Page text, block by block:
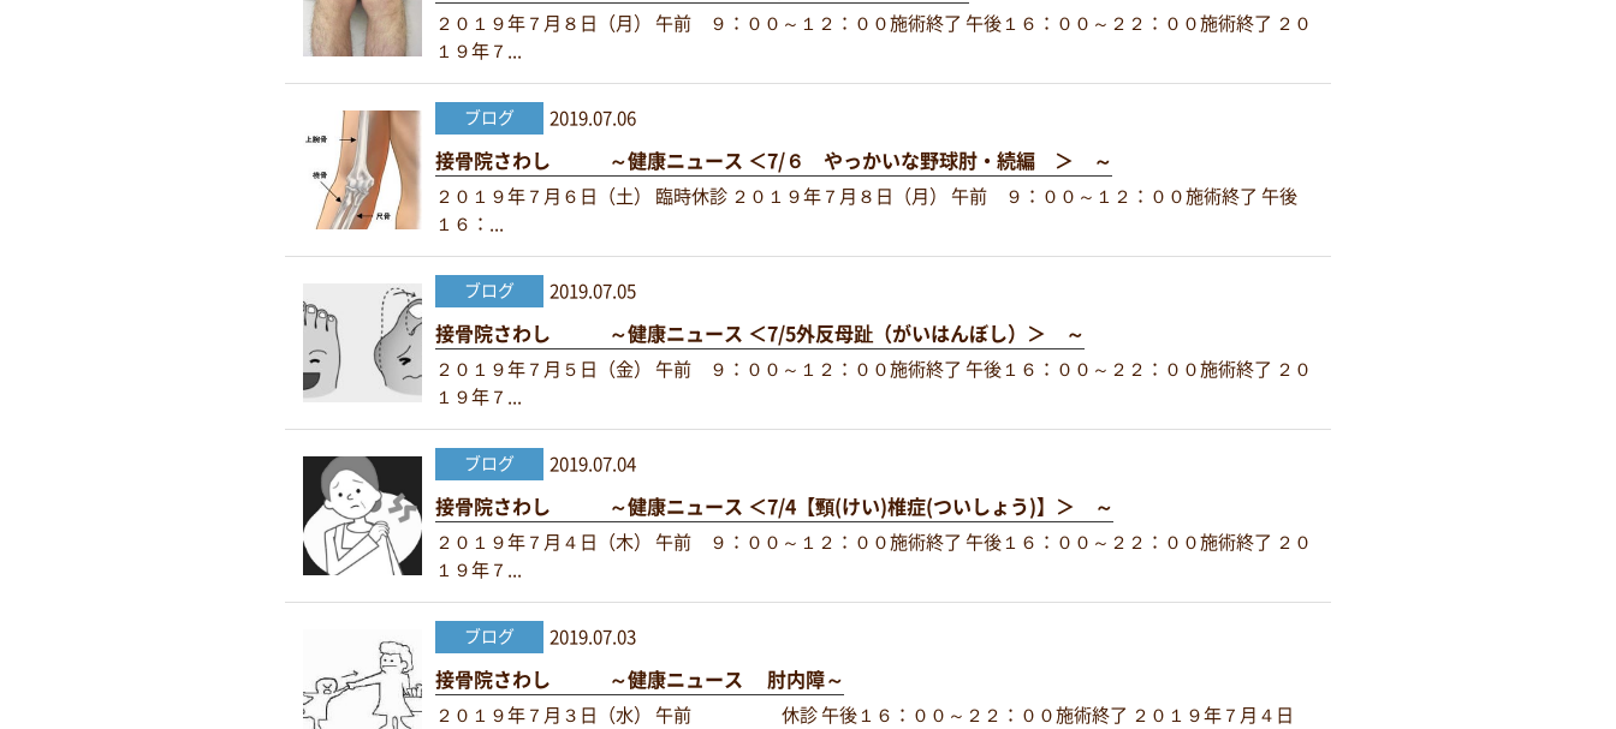
２０１９年７月８日（月） 午前 ９：００～１２：００施術終了 午後１６：００～２２：００施術終了 ２０
１９年７...
ブログ 2019.07.06
接骨院さわし ～健康ニュース ＜7/６ やっかいな野球肘・続編 ＞ ～
２０１９年７月６日（土） 臨時休診 ２０１９年７月８日（月） 午前 ９：００～１２：００施術終了 午後
１６：...
ブログ 2019.07.05
接骨院さわし ～健康ニュース ＜7/5外反母趾（がいはんぼし）＞ ～
２０１９年７月５日（金） 午前 ９：００～１２：００施術終了 午後１６：００～２２：００施術終了 ２０
１９年７...
ブログ 2019.07.04
接骨院さわし ～健康ニュース ＜7/4【頸(けい)椎症(ついしょう)】＞ ～
２０１９年７月４日（木） 午前 ９：００～１２：００施術終了 午後１６：００～２２：００施術終了 ２０
１９年７...
ブログ 2019.07.03
接骨院さわし ～健康ニュース 肘内障～
２０１９年７月３日（水） 午前 休診 午後１６：００～２２：００施術終了 ２０１９年７月４日